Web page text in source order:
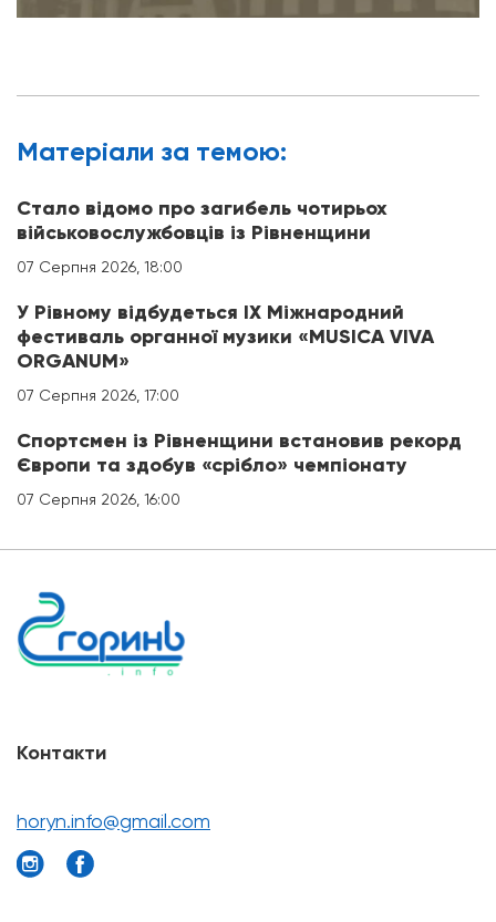
Матерiали за темою:
Стало відомо про загибель чотирьох
військовослужбовців із Рівненщини
07 Серпня 2026, 18:00
У Рівному відбудеться IX Міжнародний
фестиваль органної музики «MUSICA VIVA
ORGANUM»
07 Серпня 2026, 17:00
Спортсмен із Рівненщини встановив рекорд
Європи та здобув «срібло» чемпіонату
07 Серпня 2026, 16:00
Контакти
horyn.info@gmail.com